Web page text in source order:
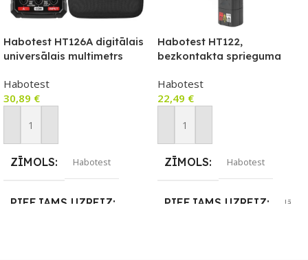
Habotest HT126A digitālais
universālais multimetrs
Habotest
30,89 €
Pievienot Grozam
ZĪMOLS Habotest
PIEEJAMS UZREIZ
Habotest HT122,
bezkontakta sprieguma
NCV, True RMS
Habotest
22,49 €
Pievienot Grozam
ZĪMOLS Habotest
PIEEJAMS UZREIZ Jā